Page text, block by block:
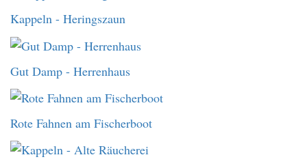
Kappeln - Heringszaun
Gut Damp - Herrenhaus
Rote Fahnen am Fischerboot